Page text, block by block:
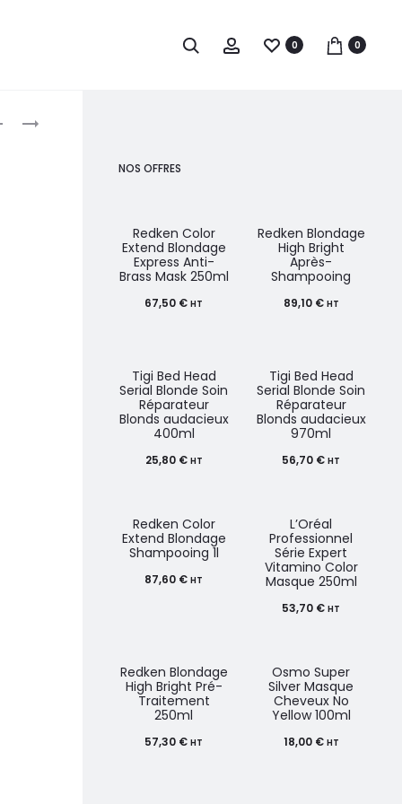
0 0
EUGENE
EUGENE
NOS OFFRES
Redken Color
Extend Blondage
Express Anti-
Brass Mask 250ml
67,50 € HT
Redken Blondage
High Bright
Après-
Shampooing
89,10 € HT
Tigi Bed Head
Serial Blonde Soin
Réparateur
Blonds audacieux
400ml
25,80 € HT
Tigi Bed Head
Serial Blonde Soin
Réparateur
Blonds audacieux
970ml
56,70 € HT
Redken Color
Extend Blondage
Shampooing 1l
87,60 € HT
L’Oréal
Professionnel
Série Expert
Vitamino Color
Masque 250ml
53,70 € HT
Redken Blondage
High Bright Pré-
Traitement
250ml
57,30 € HT
Osmo Super
Silver Masque
Cheveux No
Yellow 100ml
18,00 € HT